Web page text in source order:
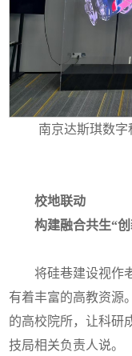
南京达斯琪数
校地联动
构建融合共生“
将硅巷建设视作
有着丰富的高教资源
的高校院所，让科研
技局相关负责人说。